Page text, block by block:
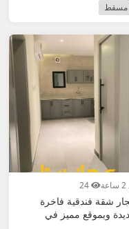
مسقط
شقة فندقية فاخرة
وبموقع مميز في